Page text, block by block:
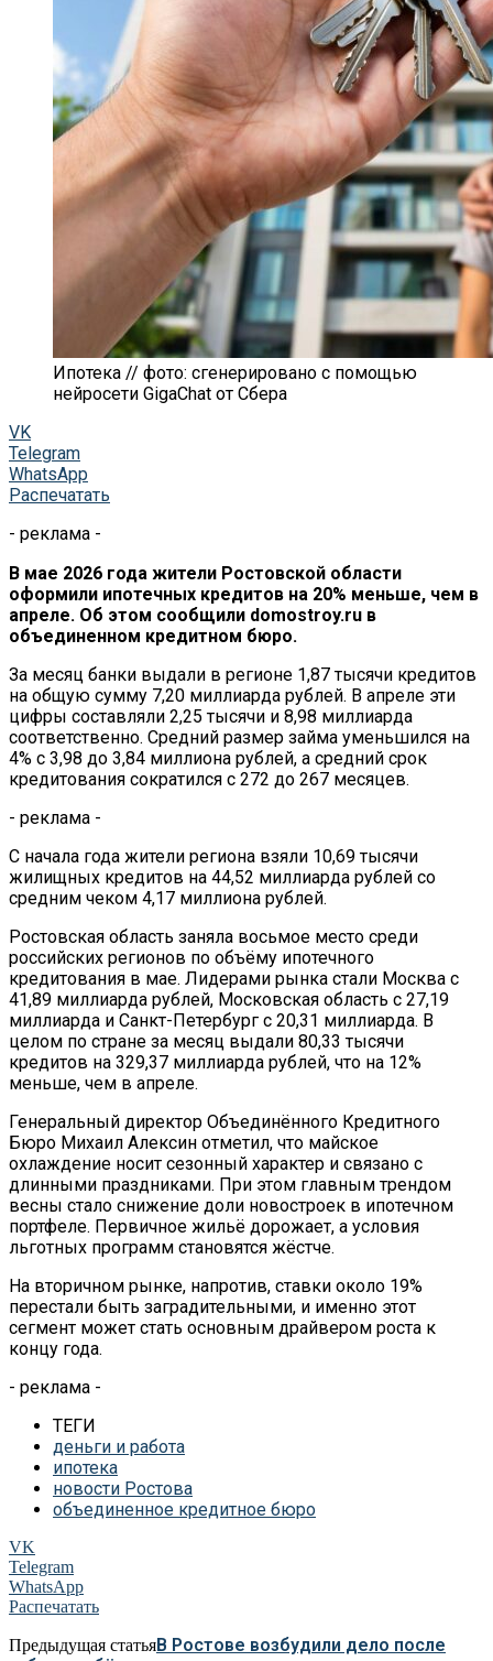
Ипотека // фото: сгенерировано с помощью
нейросети GigaChat от Сбера
VK
Telegram
WhatsApp
Распечатать
- реклама -
В мае 2026 года жители Ростовской области
оформили ипотечных кредитов на 20% меньше, чем в
апреле. Об этом сообщили domostroy.ru в
объединенном кредитном бюро.
За месяц банки выдали в регионе 1,87 тысячи кредитов
на общую сумму 7,20 миллиарда рублей. В апреле эти
цифры составляли 2,25 тысячи и 8,98 миллиарда
соответственно. Средний размер займа уменьшился на
4% с 3,98 до 3,84 миллиона рублей, а средний срок
кредитования сократился с 272 до 267 месяцев.
- реклама -
С начала года жители региона взяли 10,69 тысячи
жилищных кредитов на 44,52 миллиарда рублей со
средним чеком 4,17 миллиона рублей.
Ростовская область заняла восьмое место среди
российских регионов по объёму ипотечного
кредитования в мае. Лидерами рынка стали Москва с
41,89 миллиарда рублей, Московская область с 27,19
миллиарда и Санкт-Петербург с 20,31 миллиарда. В
целом по стране за месяц выдали 80,33 тысячи
кредитов на 329,37 миллиарда рублей, что на 12%
меньше, чем в апреле.
Генеральный директор Объединённого Кредитного
Бюро Михаил Алексин отметил, что майское
охлаждение носит сезонный характер и связано с
длинными праздниками. При этом главным трендом
весны стало снижение доли новостроек в ипотечном
портфеле. Первичное жильё дорожает, а условия
льготных программ становятся жёстче.
На вторичном рынке, напротив, ставки около 19%
перестали быть заградительными, и именно этот
сегмент может стать основным драйвером роста к
концу года.
- реклама -
ТЕГИ
деньги и работа
ипотека
новости Ростова
объединенное кредитное бюро
VK
Telegram
WhatsApp
Распечатать
Предыдущая статьяВ Ростове возбудили дело после